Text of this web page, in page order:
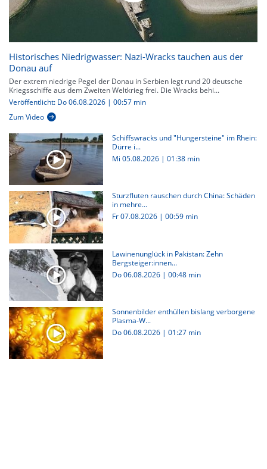
Historisches Niedrigwasser: Nazi-Wracks tauchen aus der
Donau auf
Der extrem niedrige Pegel der Donau in Serbien legt rund 20 deutsche
Kriegsschiffe aus dem Zweiten Weltkrieg frei. Die Wracks behi...
Veröffentlicht: Do 06.08.2026 | 00:57 min
Zum Video
Schiffswracks und "Hungersteine" im Rhein:
Dürre i...
Mi 05.08.2026 | 01:38 min
Sturzfluten rauschen durch China: Schäden
in mehre...
Fr 07.08.2026 | 00:59 min
Lawinenunglück in Pakistan: Zehn
Bergsteiger:innen...
Do 06.08.2026 | 00:48 min
Sonnenbilder enthüllen bislang verborgene
Plasma-W...
Do 06.08.2026 | 01:27 min